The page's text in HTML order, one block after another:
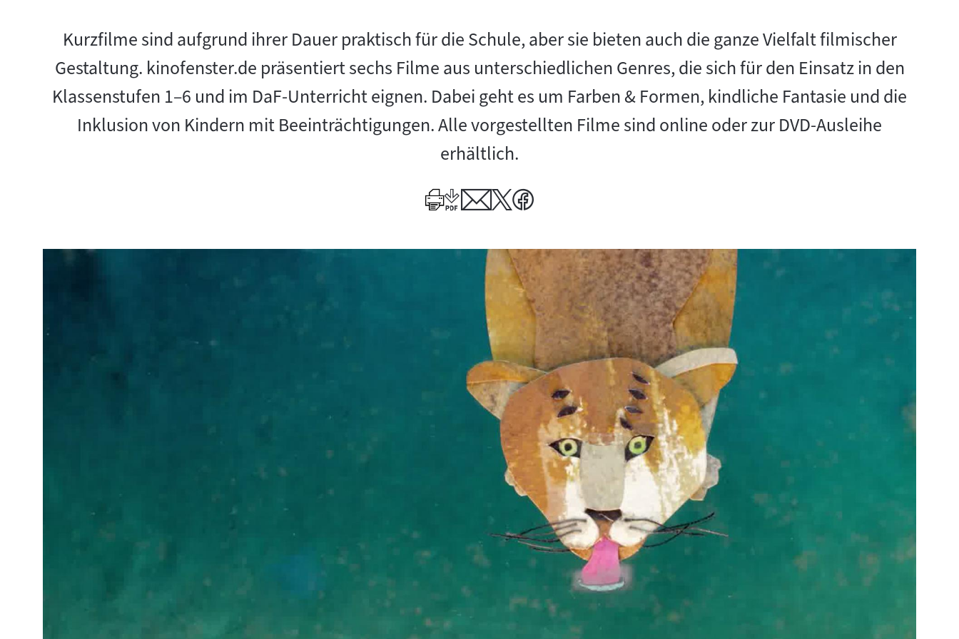
Kurzfilme sind aufgrund ihrer Dauer praktisch für die Schule, aber sie bieten auch die ganze Vielfalt filmischer
Gestaltung. kinofenster.de präsentiert sechs Filme aus unterschiedlichen Genres, die sich für den Einsatz in den
Klassenstufen 1–6 und im DaF-Unterricht eignen. Dabei geht es um Farben & Formen, kindliche Fantasie und die
Inklusion von Kindern mit Beeinträchtigungen. Alle vorgestellten Filme sind online oder zur DVD-Ausleihe
erhältlich.